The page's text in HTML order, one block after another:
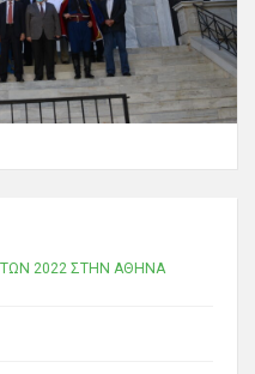
2022 ΣΤΗΝ ΑΘΗΝΑ